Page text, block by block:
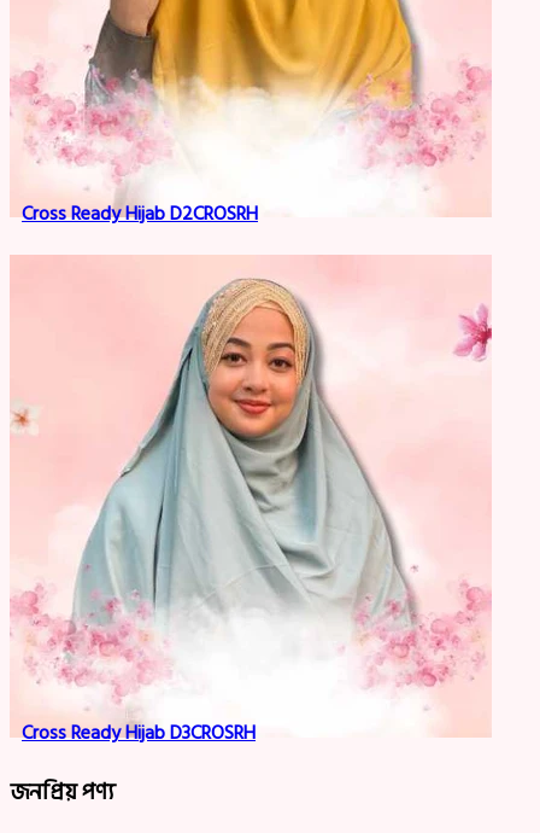
Cross Ready Hijab D2CROSRH
Cross Ready Hijab D3CROSRH
জনপ্রিয় পণ্য